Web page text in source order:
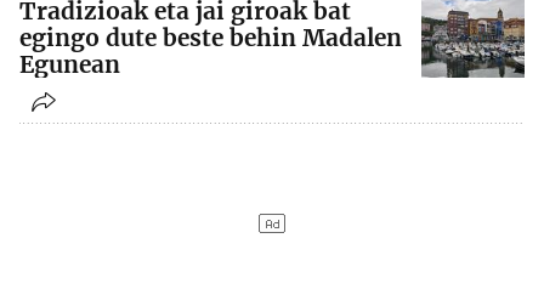
Tradizioak eta jai giroak bat
egingo dute beste behin Madalen
Egunean